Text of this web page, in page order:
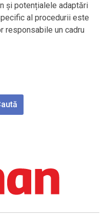
și potențialele adaptări
al procedurii este
responsabile un cadru